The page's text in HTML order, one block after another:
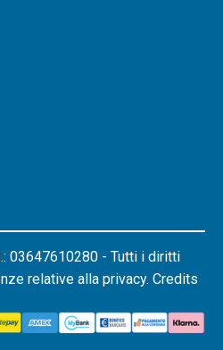
03647610280 - Tutti i diritti
relative alla privacy. Credits